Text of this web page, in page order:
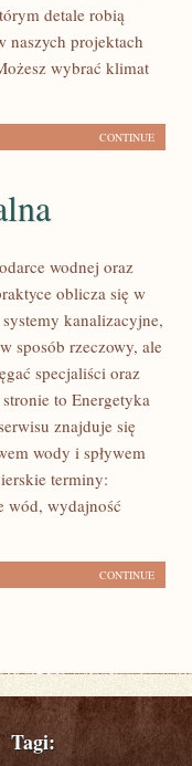
detale robią
naszych projektach
wybrać klimat
CONTINUE
wodnej oraz
oblicza się w
kanalizacyjne,
sposób rzeczowy, ale
specjaliści oraz
to Energetyka
znajduje się
wody i spływem
terminy:
wód, wydajność
CONTINUE
Tagi: